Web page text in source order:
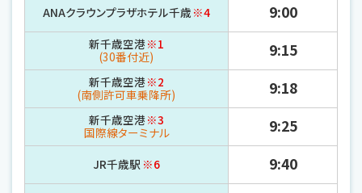
ANAクラウンプラザホテル千歳 ※4
新千歳空港※1
(30番付近)
新千歳空港※2
(南側許可車乗降所)
新千歳空港※3
国際線ターミナル
JR千歳駅 ※6
9:00
9:15
9:18
9:25
9:40